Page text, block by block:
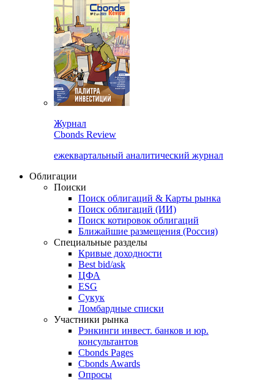
Журнал
Cbonds Review
ежеквартальный аналитический журнал
Облигации
Поиски
Поиск облигаций & Карты рынка
Поиск облигаций (ИИ)
Поиск котировок облигаций
Ближайшие размещения (Россия)
Специальные разделы
Кривые доходности
Best bid/ask
ЦФА
ESG
Сукук
Ломбардные списки
Участники рынка
Рэнкинги инвест. банков и юр.
консультантов
Cbonds Pages
Cbonds Awards
Опросы